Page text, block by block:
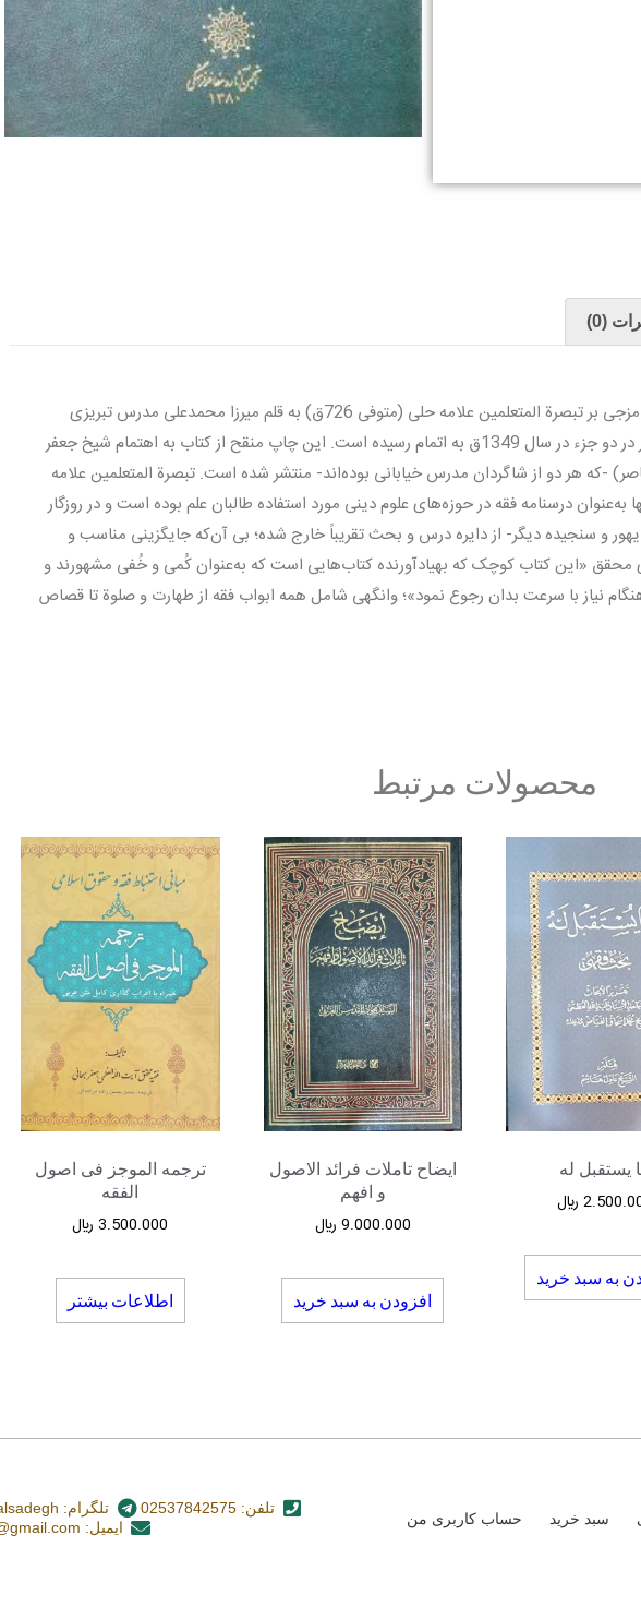
(0)
كفاية المحصلين في تبصرة أحكام الدين، شرح مزجی بر تبصرة المتعلمین علامه حلی (متوفی 726ق) به قلم میرزا‎ محمدعلی‎ مدرس تبریزی
خیابانی (متوفی 1373ق) است. نگارش این اثر در دو جزء در سال 1349ق به اتمام رسیده است. این چاپ منقح از کتاب به اهتمام شیخ جعفر
ما درست‎ به مانند‎ بسی‎ کتاب‌های سودمند و مایه‎‎ور و سنجیده دیگر- از دایره درس و بحث تقریباً خارج شده؛ بی آن‌که جایگزینی مناسب‎ و
کارآمد‎ برای آن تمهید گردد. به قول‎ استاد‎ مهدی‎ محقق‎ «این کتاب کوچک که به‎‎یادآورنده کتاب‌هایی است که به‌عنوان کُمی و خُفی مشهورند و
می‌توان آن را در آستین‎ و جوراب‎ پنهان‎ کرد و هنگام نیاز با سرعت بدان رجوع‎ نمود‎»؛ وانگهی‎ شامل‎ همه‎ ابواب‎ فقه از طهارت و صلوة تا قصاص
محصولات مرتبط
یستقبل له
﷼
به سبد خرید
ایضاح تاملات فرائد الاصول
و افهم
9.000.000 ﷼
افزودن به سبد خرید
ترجمه الموجز فی اصول
الفقه
3.500.000 ﷼
اطلاعات بیشتر
سبد خرید حساب کاربری من
تلفن: 02537842575 تلگرام: nashr_alsadegh@
ایمیل: alsadegh110@gmail.com